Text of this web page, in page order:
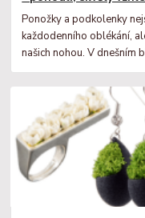
Ponožky a podkolenky
každodenního oblékání,
našich nohou. V dnešním